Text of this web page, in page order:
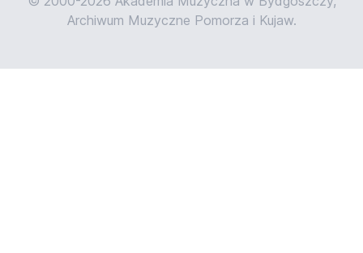
Archiwum Muzyczne Pomorza i Kujaw.